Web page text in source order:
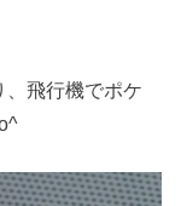
、飛行機でポケ